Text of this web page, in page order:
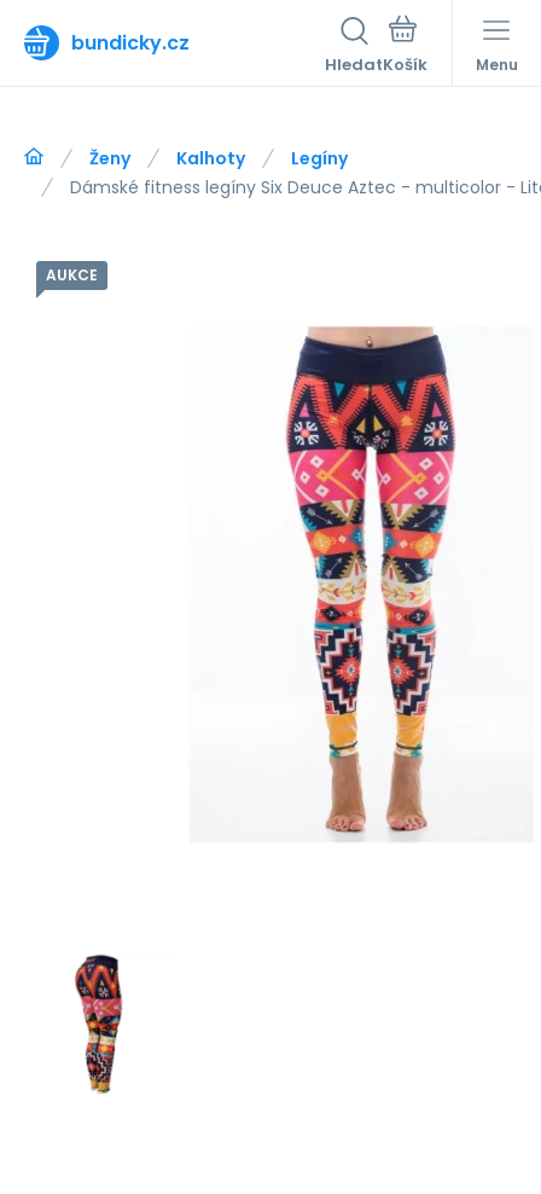
bundicky.cz
Hledat Menu
Ženy Kalhoty
Legíny
Dámské fitness legíny Six Deuce Aztec - multicolor -
AUKCE